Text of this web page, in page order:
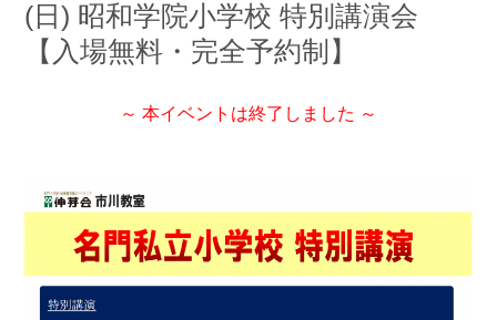
(日) 昭和学院小学校 特別講演会
【入場無料・完全予約制】
～ 本イベントは終了しました ～